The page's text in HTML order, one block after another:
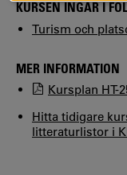
KURSEN INGÅR I
Turism och
MER INFORMATION
Kursplan HT-
Hitta tidigare
litteraturlistor i